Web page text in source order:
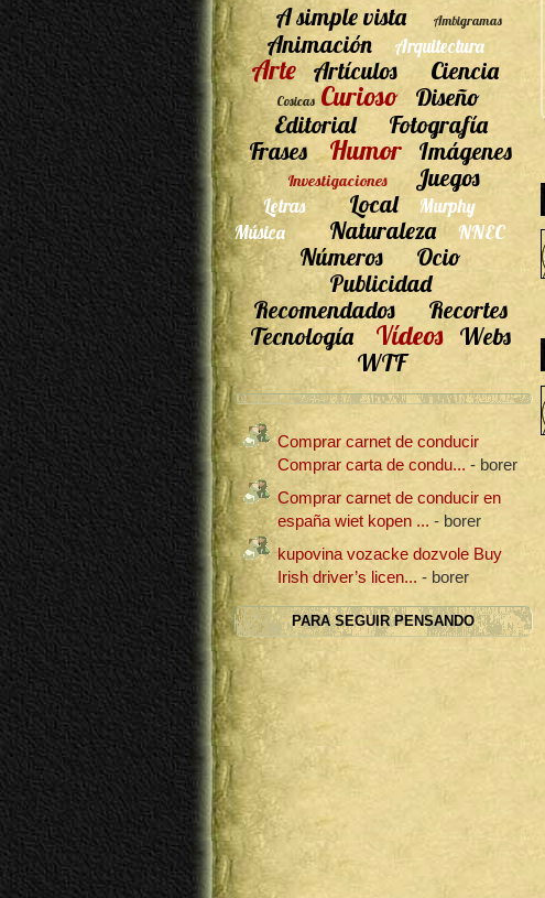
A simple vista Ambigramas
Animación Arquitectura
Arte Artículos Ciencia
Cosicas Curioso
Diseño
Editorial
Fotografía
Frases
Humor Imágenes
Investigaciones Juegos
Letras Local
Murphy
Música
Naturaleza NNEC
Números
Ocio
Publicidad
Recomendados
Recortes
Tecnología
Vídeos Webs
WTF
Comprar carnet de conducir
Comprar carta de condu... - borer
Comprar carnet de conducir en
españa wiet kopen ... - borer
kupovina vozacke dozvole Buy
Irish driver’s licen... - borer
PARA SEGUIR PENSANDO